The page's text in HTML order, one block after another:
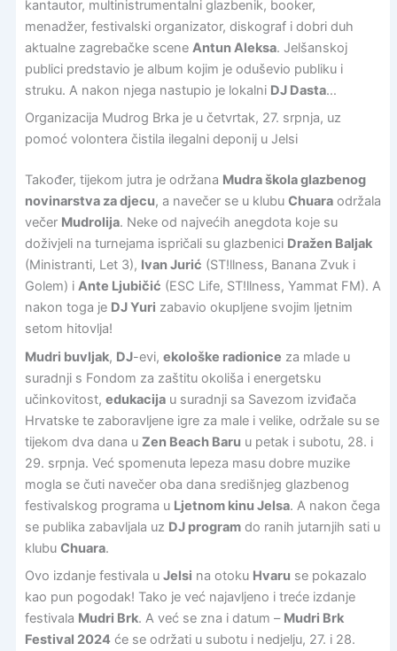
kantautor, multinistrumentalni glazbenik, booker,
menadžer, festivalski organizator, diskograf i dobri duh
aktualne zagrebačke scene Antun Aleksa. Jelšanskoj
publici predstavio je album kojim je oduševio publiku i
struku. A nakon njega nastupio je lokalni DJ Dasta…
Organizacija Mudrog Brka je u četvrtak, 27. srpnja, uz
pomoć volontera čistila ilegalni deponij u Jelsi
Također, tijekom jutra je održana Mudra škola glazbenog
novinarstva za djecu, a navečer se u klubu Chuaraodržala
večer Mudrolija. Neke od najvećih anegdota koje su
doživjeli na turnejama ispričali su glazbenici Dražen Baljak
(Ministranti, Let 3), Ivan Jurić (ST!llness, Banana Zvuk i
Golem) i Ante Ljubičić (ESC Life, ST!llness, Yammat FM). A
nakon toga je DJ Yuri zabavio okupljene svojim ljetnim
setom hitovlja!
Mudri buvljak, DJ-evi, ekološke radionice za mlade u
suradnji s Fondom za zaštitu okoliša i energetsku
učinkovitost, edukacijau suradnji sa Savezom izviđača
Hrvatske te zaboravljene igre za male i velike, održale su se
tijekom dva dana u Zen Beach Baru u petak i subotu, 28. i
29. srpnja. Već spomenuta lepeza masu dobre muzike
mogla se čuti navečer oba dana središnjeg glazbenog
festivalskog programa u Ljetnom kinu Jelsa. A nakon čega
se publika zabavljala uz DJ programdo ranih jutarnjih sati u
klubu Chuara.
Ovo izdanje festivala u Jelsi na otoku Hvaru se pokazalo
kao pun pogodak! Tako je već najavljeno i treće izdanje
festivala Mudri Brk. A već se zna i datum – Mudri Brk
Festival 2024će se održati u subotu i nedjelju, 27. i 28.